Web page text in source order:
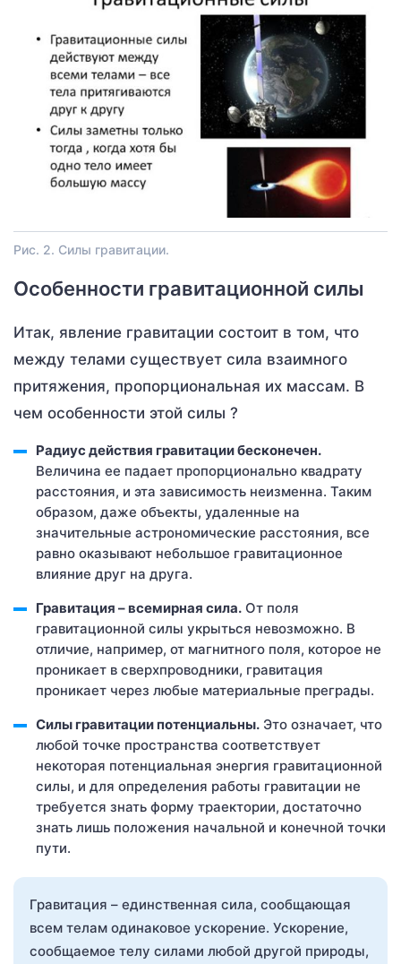
Рис. 2. Силы гравитации.
Особенности гравитационной силы
Итак, явление гравитации состоит в том, что
между телами существует сила взаимного
притяжения, пропорциональная их массам. В
чем особенности этой силы ?
Радиус действия гравитации бесконечен.
Величина ее падает пропорционально квадрату
расстояния, и эта зависимость неизменна. Таким
образом, даже объекты, удаленные на
значительные астрономические расстояния, все
равно оказывают небольшое гравитационное
влияние друг на друга.
Гравитация – всемирная сила. От поля
гравитационной силы укрыться невозможно. В
отличие, например, от магнитного поля, которое не
проникает в сверхпроводники, гравитация
проникает через любые материальные преграды.
Силы гравитации потенциальны. Это означает, что
любой точке пространства соответствует
некоторая потенциальная энергия гравитационной
силы, и для определения работы гравитации не
требуется знать форму траектории, достаточно
знать лишь положения начальной и конечной точки
пути.
Гравитация – единственная сила, сообщающая
всем телам одинаковое ускорение. Ускорение,
сообщаемое телу силами любой другой природы,